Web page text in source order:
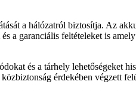
a hálózatról biztosítja. Az
a garanciális feltételeket is
és a tárhely lehetőségeket
érdekében végzett